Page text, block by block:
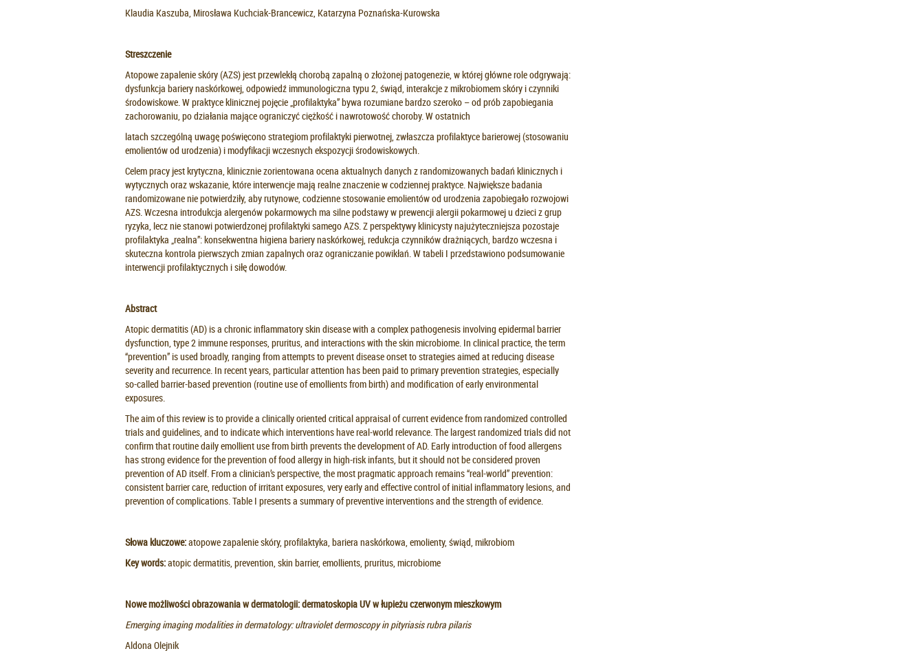
Klaudia Kaszuba, Mirosława Kuchciak-Brancewicz, Katarzyna Poznańska-Kurowska
Streszczenie
Atopowe zapalenie skóry (AZS) jest przewlekłą chorobą zapalną o złożonej patogenezie, w której główne role odgrywają:
dysfunkcja bariery naskórkowej, odpowiedź immunologiczna typu 2, świąd, interakcje z mikrobiomem skóry i czynniki
środowiskowe. W praktyce klinicznej pojęcie „profilaktyka” bywa rozumiane bardzo szeroko – od prób zapobiegania
zachorowaniu, po działania mające ograniczyć ciężkość i nawrotowość choroby. W ostatnich
latach szczególną uwagę poświęcono strategiom profilaktyki pierwotnej, zwłaszcza profilaktyce barierowej (stosowaniu
emolientów od urodzenia) i modyfikacji wczesnych ekspozycji środowiskowych.
Celem pracy jest krytyczna, klinicznie zorientowana ocena aktualnych danych z randomizowanych badań klinicznych i
wytycznych oraz wskazanie, które interwencje mają realne znaczenie w codziennej praktyce. Największe badania
randomizowane nie potwierdziły, aby rutynowe, codzienne stosowanie emolientów od urodzenia zapobiegało rozwojowi
AZS. Wczesna introdukcja alergenów pokarmowych ma silne podstawy w prewencji alergii pokarmowej u dzieci z grup
ryzyka, lecz nie stanowi potwierdzonej profilaktyki samego AZS. Z perspektywy klinicysty najużyteczniejsza pozostaje
profilaktyka „realna”: konsekwentna higiena bariery naskórkowej, redukcja czynników drażniących, bardzo wczesna i
skuteczna kontrola pierwszych zmian zapalnych oraz ograniczanie powikłań. W tabeli I przedstawiono podsumowanie
interwencji profilaktycznych i siłę dowodów.
Abstract
Atopic dermatitis (AD) is a chronic inflammatory skin disease with a complex pathogenesis involving epidermal barrier
dysfunction, type 2 immune responses, pruritus, and interactions with the skin microbiome. In clinical practice, the term
“prevention” is used broadly, ranging from attempts to prevent disease onset to strategies aimed at reducing disease
severity and recurrence. In recent years, particular attention has been paid to primary prevention strategies, especially
so-called barrier-based prevention (routine use of emollients from birth) and modification of early environmental
exposures.
The aim of this review is to provide a clinically oriented critical appraisal of current evidence from randomized controlled
trials and guidelines, and to indicate which interventions have real-world relevance. The largest randomized trials did not
confirm that routine daily emollient use from birth prevents the development of AD. Early introduction of food allergens
has strong evidence for the prevention of food allergy in high-risk infants, but it should not be considered proven
prevention of AD itself. From a clinician’s perspective, the most pragmatic approach remains “real-world” prevention:
consistent barrier care, reduction of irritant exposures, very early and effective control of initial inflammatory lesions, and
prevention of complications. Table I presents a summary of preventive interventions and the strength of evidence.
Słowa kluczowe:atopowe zapalenie skóry, profilaktyka, bariera naskórkowa, emolienty, świąd, mikrobiom
Key words:atopic dermatitis, prevention, skin barrier, emollients, pruritus, microbiome
Nowe możliwości obrazowania w dermatologii: dermatoskopia UV w łupieżu czerwonym mieszkowym
Emerging imaging modalities in dermatology: ultraviolet dermoscopy in pityriasis rubra pilaris
Aldona Olejnik